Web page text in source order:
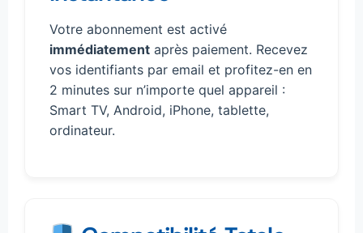
Votre abonnement est activé
immédiatement après paiement. Recevez
vos identifiants par email et profitez-en en
2 minutes sur n’importe quel appareil :
Smart TV, Android, iPhone, tablette,
ordinateur.